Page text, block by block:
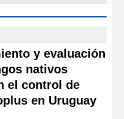
y evaluación
nativos
el control de
en Uruguay